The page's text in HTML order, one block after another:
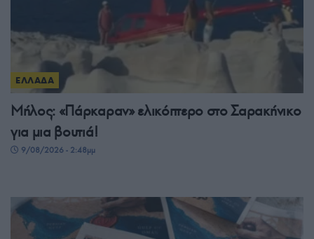
ΕΛΛΑΔΑ
Μήλος: «Πάρκαραν» ελικόπτερο στο Σαρακήνικο
για μια βουτιά!
9/08/2026 - 2:48μμ